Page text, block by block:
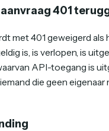
401
met 401 geweigerd als
is, is verlopen, is
API-toegang is
die geen eigenaar